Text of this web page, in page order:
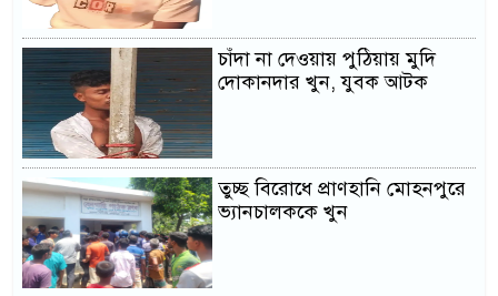
চাঁদা না দেওয়ায় পুঠিয়ায় মুদি
দোকানদার খুন, যুবক আটক
তুচ্ছ বিরোধে প্রাণহানি মোহনপুরে
ভ্যানচালককে খুন